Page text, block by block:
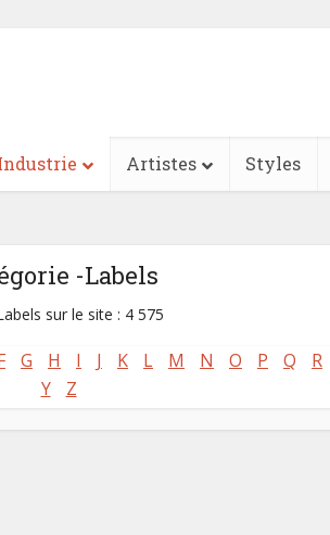
Artistes Styles
-Labels
sur le site : 4 575
G H I J K L M N O P Q R
Y
Z